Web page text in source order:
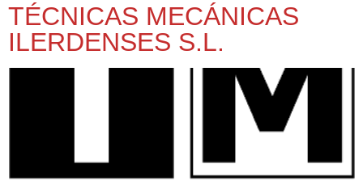
TÉCNICAS MECÁNICAS
ILERDENSES S.L.